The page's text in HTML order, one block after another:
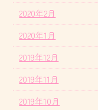
2020年2月
2020年1月
2019年12月
2019年11月
2019年10月